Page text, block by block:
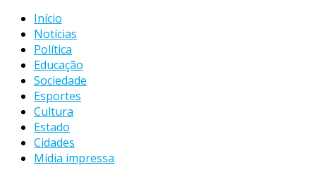
Início
Notícias
Política
Educação
Sociedade
Esportes
Cultura
Estado
Cidades
Mídia impressa